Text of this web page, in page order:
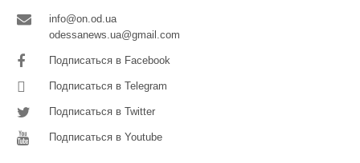
info@on.od.ua
odessanews.ua@gmail.com
Подписаться в Facebook
Подписаться в Telegram
Подписаться в Twitter
Подписаться в Youtube